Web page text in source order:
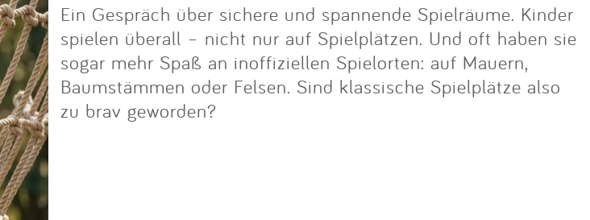
Ein Gespräch über sichere und spannende Spielräume. Kinder
spielen überall – nicht nur auf Spielplätzen. Und oft haben sie
sogar mehr Spaß an inoffiziellen Spielorten: auf Mauern,
Baumstämmen oder Felsen. Sind klassische Spielplätze also
zu brav geworden?